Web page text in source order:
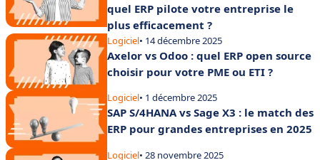
quel ERP pilote votre entreprise le
plus efficacement ?
Logiciel• 14 décembre 2025
Axelor vs Odoo : quel ERP open source
choisir pour votre PME ou ETI ?
Logiciel• 1 décembre 2025
SAP S/4HANA vs Sage X3 : le match des
ERP pour grandes entreprises en 2025
Logiciel• 28 novembre 2025